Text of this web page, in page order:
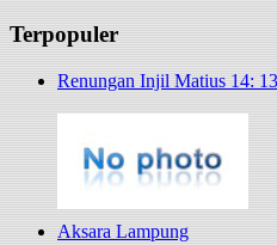
Terpopuler
Renungan Injil Matius 14:
Aksara Lampung